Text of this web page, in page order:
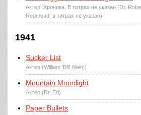
Актер: Хроника, В титрах не указан (Dr.
Redmond, в титрах не указан)
1941
Sucker List
Актер (William 'Bill' Allen;)
Mountain Moonlight
Актер (Dr. Ed)
Paper Bullets